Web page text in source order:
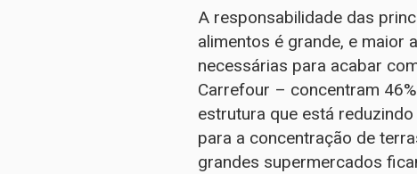
A responsabilidade das
alimentos é grande, e maior
necessárias para acabar
Carrefour – concentram
estrutura que está
para a concentração de
grandes supermercados